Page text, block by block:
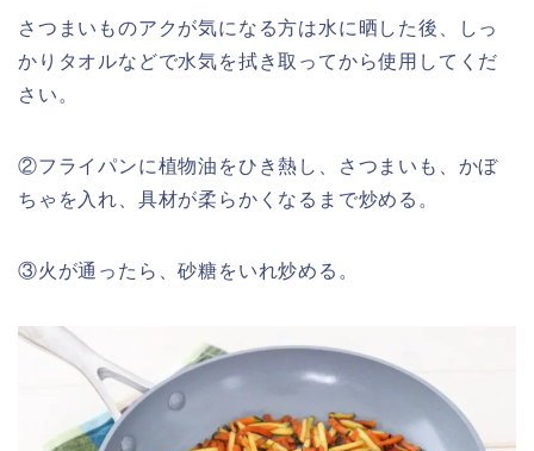
さつまいものアクが気になる方は水に晒した後、しっ
かりタオルなどで水気を拭き取ってから使用してくだ
さい。
②フライパンに植物油をひき熱し、さつまいも、かぼ
ちゃを入れ、具材が柔らかくなるまで炒める。
③火が通ったら、砂糖をいれ炒める。